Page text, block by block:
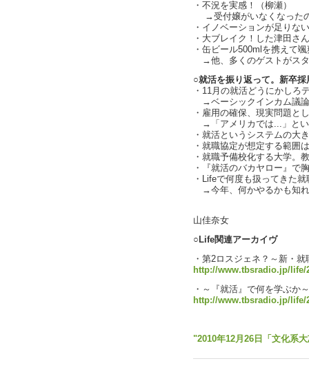
・不況を実感！（柳瀬）
→受付嬢がいなくなった
・イノベーションが足りな
・大ブレイク！した津田さ
・缶ビール500mlを携えて
→他、多くのゲストがス
○就活を振り返って。新卒
・11月の就活どうにかしろ
→ベーシックインカム議
・雇用の確保、現実問題と
→「アメリカでは...」とい
・就活というシステムの大
・就職協定が想定する範囲
・就職予備校化する大学。
・『就活のバカヤロー』で
・Lifeで何度も扱ってきた
→今年、何かやるかも知
山佳奈女
○Life関連アーカイヴ
・第2ロスジェネ？～新・
http://www.tbsradio.jp/life/
・～『就活』で何を学ぶか～
http://www.tbsradio.jp/life/
"2010年12月26日「文化系